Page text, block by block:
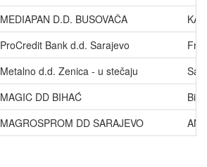
MEDIAPAN D.D. BUSOVAČA
ProCredit Bank d.d. Sarajevo
Metalno d.d. Zenica - u stečaju
MAGIC DD BIHAĆ
MAGROSPROM DD SARAJEVO